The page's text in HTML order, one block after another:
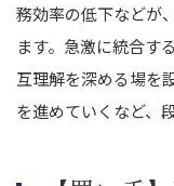
務効率の低下などが
ます。急激に統合す
互理解を深める場を
を進めていくなど、